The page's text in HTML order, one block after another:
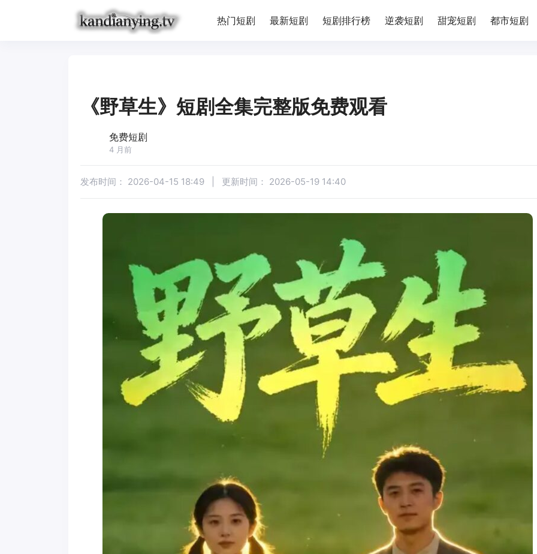
热门短剧 最新短剧 短剧排行榜 逆袭短剧 甜宠短剧 都市短剧
《野草生》短剧全集完整版免费观看
免费短剧
4 月前
发布时间： 2026-04-15 18:49 更新时间： 2026-05-19 14:40